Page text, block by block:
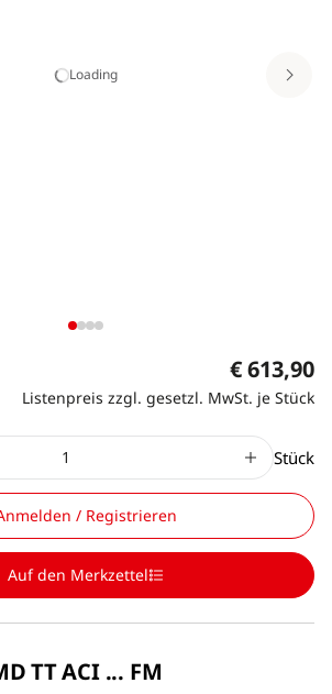
Loading
€ 613,90
Listenpreis zzgl. gesetzl. MwSt. je Stück
Stück
/ Registrieren
Auf den Merkzettel
TT ACI ... FM